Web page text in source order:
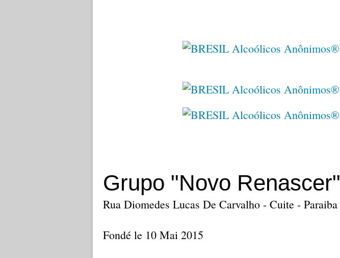
Grupo "Novo Renascer"
Rua Diomedes Lucas De Carvalho - Cuite - Paraiba
Fondé le 10 Mai 2015